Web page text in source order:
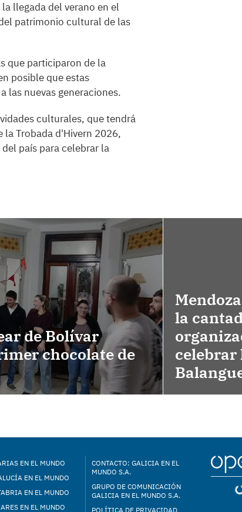
llegada del verano en el
patrimonio cultural de las
que participaron de la
posible que estas
las nuevas generaciones.
culturales, que tendrá
Trobada d'Hivern 2026,
país para celebrar la
de Bolívar
chocolate de
la
celebrar
EN EL MUNDO
EN EL MUNDO
EN EL MUNDO
EN EL MUNDO
CONTACTO: GALICIA EN EL
MUNDO S.A.
GRUPO DE COMUNICACIÓN
GALICIA EN EL MUNDO S.A.
POLÍTICA DE PRIVACIDAD